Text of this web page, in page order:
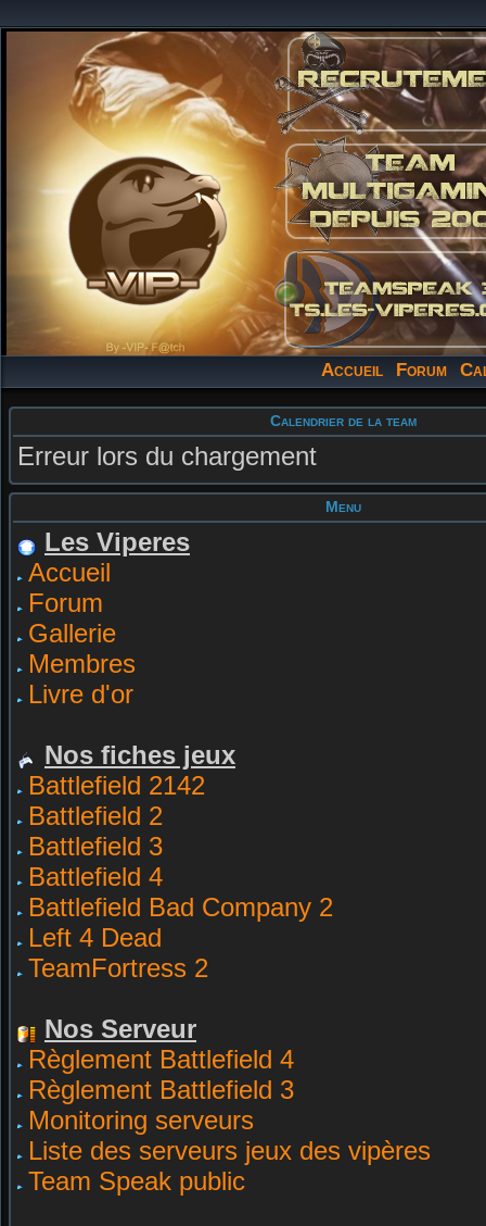
Accueil Forum
Calendrier de la team
Erreur lors du chargement
Menu
Les Viperes
Accueil
Forum
Gallerie
Membres
Livre d'or
Nos fiches jeux
Battlefield 2142
Battlefield 2
Battlefield 3
Battlefield 4
Battlefield Bad Company 2
Left 4 Dead
TeamFortress 2
Nos Serveur
Règlement Battlefield 4
Règlement Battlefield 3
Monitoring serveurs
Liste des serveurs jeux des vipères
Team Speak public